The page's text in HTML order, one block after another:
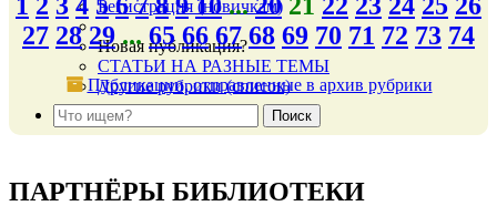
Регистрация (новичкам)
Новая публикация?
СТАТЬИ НА РАЗНЫЕ ТЕМЫ
Другие рубрики (список)
27 28 29 ... 65 66 67 68 69 70 71 72 73 74
Публикации, отправленные в архив рубрики
ПАРТНЁРЫ БИБЛИОТЕКИ